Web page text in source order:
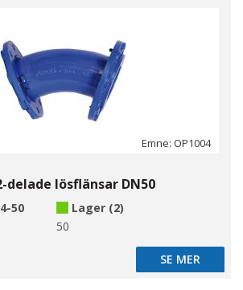
Emne: OP1004
delade lösflänsar DN50
50
Lager (2)
50
SE MER
SE MER